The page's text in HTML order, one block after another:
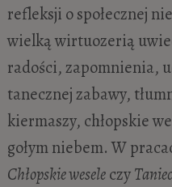
refleksji o społecznej
wielką wirtuozerią
radości, zapomnienia,
tanecznej zabawy,
kiermaszy, chłopskie
gołym niebem. W
Chłopskie weseleczy